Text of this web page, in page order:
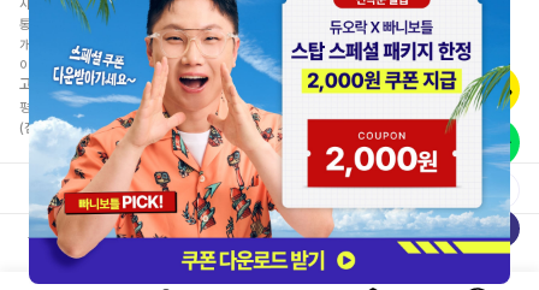
사업자등록번호 : 220-81-52116
통신판매업신고 : 제 2012-경기김포-0298호 건강식품군
개인정보관리책임자 : 오경림
이메일 :duolacshop@cellbiotech.com
고객센터/제품상담: 080-668-6108
평일 월금 : 10:00 ~ 17:00 (주말, 공휴일 휴무)
(점심시간 : 11:30PM ~ 12:30PM)
이용약관 개인정보처리방침 사업자정보확인 정품인증안내
본 사이트에 표시된 각종 도안 및 문구 등은 국내외 특허 및 디자인, 상표법에 의해 보호받고 있습니다.
따라서 이를 당사의 허락없이 사용, 배포, 게시 할 경우 민,형사 상의 책임을 질 수 있습니다.